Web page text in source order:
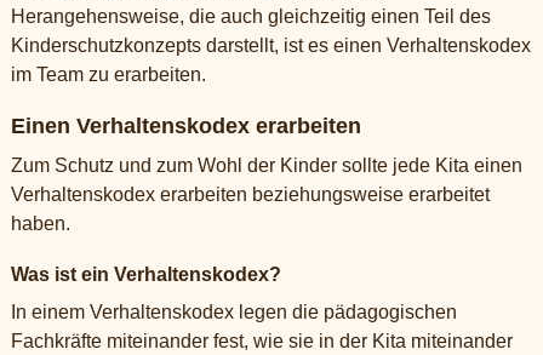
Herangehensweise, die auch gleichzeitig einen Teil des
Kinderschutzkonzepts darstellt, ist es einen Verhaltenskodex
im Team zu erarbeiten.
Einen Verhaltenskodex erarbeiten
Zum Schutz und zum Wohl der Kinder sollte jede Kita einen
Verhaltenskodex erarbeiten beziehungsweise erarbeitet
haben.
Was ist ein Verhaltenskodex?
In einem Verhaltenskodex legen die pädagogischen
Fachkräfte miteinander fest, wie sie in der Kita miteinander